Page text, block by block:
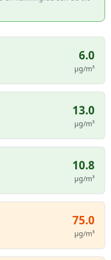
6.0
µg/m³
13.0
µg/m³
10.8
µg/m³
75.0
µg/m³